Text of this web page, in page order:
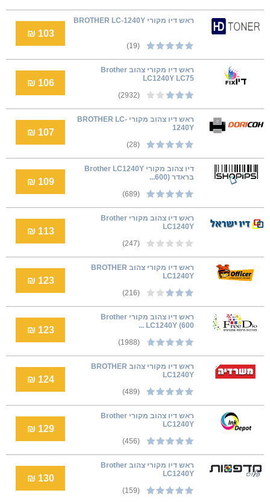
ראש דיו מקורי BROTHER LC-1240Y
(19)
103 ₪
ראש דיו מקורי צהוב Brother
LC1240Y LC75
(2932)
106 ₪
ראש דיו צהוב מקורי BROTHER LC-
1240Y
(28)
107 ₪
דיו צהוב ‏מקורי Brother LC1240Y
בראדר (600...
(689)
109 ₪
ראש דיו צהוב מקורי Brother
LC1240Y
(247)
113 ₪
ראש דיו מקורי צהוב BROTHER
LC1240Y
(216)
123 ₪
ראש דיו צהוב מקורי Brother
LC1240Y (600 ...
(1988)
123 ₪
ראש דיו מקורי צהוב BROTHER
LC1240Y
(489)
124 ₪
ראש דיו צהוב מקורי Brother
LC1240Y
(456)
129 ₪
ראש דיו מקורי צהוב Brother
LC1240Y
(159)
130 ₪